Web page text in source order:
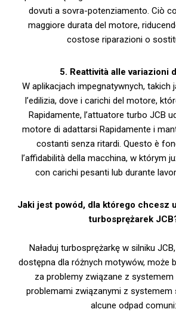
dovuti a sovra-potenziamento. Ciò
maggiore durata del motore,
costose riparazioni o
5. Reattività alle variazioni
W aplikacjach impegnatywnych, takich
l’edilizia, dove i carichi del motore,
Rapidamente, l’attuatore turbo JCB
motore di adattarsi Rapidamente i
costanti senza ritardi. Questo è
l’affidabilità della macchina, w którym
con carichi pesanti lub durante
Jaki jest powód, dla którego chcesz
turbosprężarek
Naładuj turbosprężarkę w silniku
dostępna dla różnych motywów, może
za problemy związane z
problemami związanymi z systemem
alcune odpad comuni: